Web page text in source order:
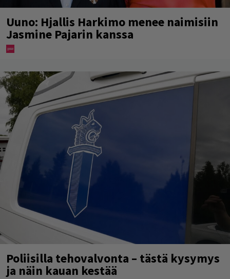
Uuno: Hjallis Harkimo menee naimisiin
Jasmine Pajarin kanssa
Poliisilla tehovalvonta – tästä kysymys
ja näin kauan kestää